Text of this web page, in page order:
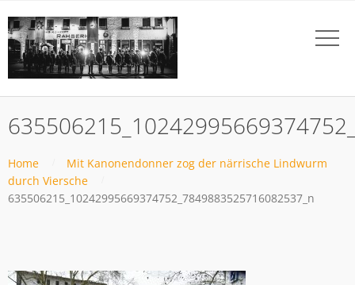
Home
Mit Kanonendonner zog der närrische Lindwurm
durch Viersche
635506215_10242995669374752_7849883525716082537_n